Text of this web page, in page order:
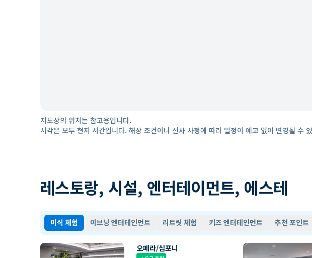
지도상의 위치는 참고용입니다.
시각은 모두 현지 시간입니다. 해상 조건이나 선사 사정에 따라 일정이 예고 없이 변경될 수
레스토랑, 시설, 엔터테이먼트, 에스테
미식 체험 이브닝 엔터테인먼트 리트릿 체험 키즈 엔터테인먼트 추천 포인트
오페라/심포니